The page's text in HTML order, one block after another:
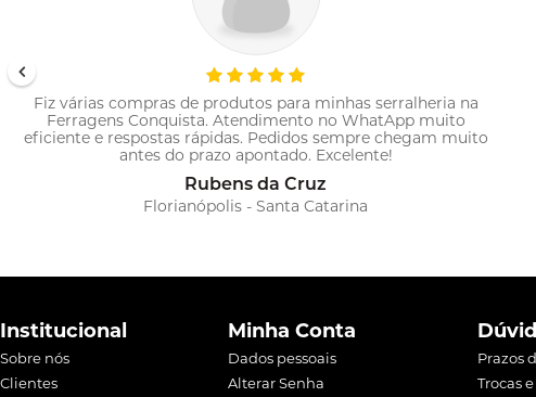
Fiz várias compras de produtos para minhas serralheria na
Ferragens Conquista. Atendimento no WhatApp muito
eficiente e respostas rápidas. Pedidos sempre chegam muito
antes do prazo apontado. Excelente!
Rubens da Cruz
Florianópolis - Santa Catarina
Institucional
Sobre nós
Clientes
Minha Conta
Dados pessoais
Alterar Senha
Prazos
Trocas